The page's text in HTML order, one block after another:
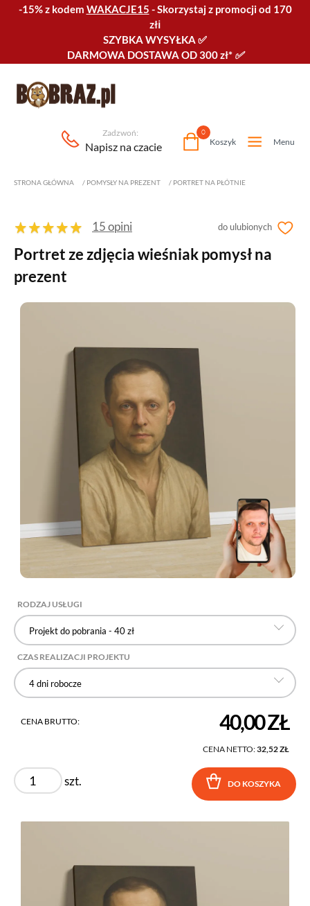
-15% z kodem WAKACJE15 -Skorzystaj z promocji od 170
złℹ️
SZYBKA WYSYŁKA ✅
DARMOWA DOSTAWA OD 300 zł* ✅
Zadzwoń:
Napisz na czacie Koszyk
0
Menu
STRONA GŁÓWNA / POMYSŁY NA PREZENT / PORTRET NA PŁÓTNIE
do ulubionych
15 opini
Portret ze zdjęcia wieśniak pomysł na
prezent
RODZAJ USŁUGI
Projekt do pobrania - 40 zł
CZAS REALIZACJI PROJEKTU
4 dni robocze
CENA BRUTTO: 40,00 ZŁ
CENA NETTO:32,52 ZŁ
szt. DO KOSZYKA